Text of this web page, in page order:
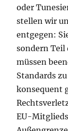
oder
stellen wir
entgegen:
sondern Teil
müssen
Standards
konsequent
EU-